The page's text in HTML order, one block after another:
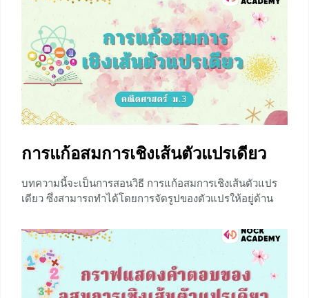
เดียว น้องๆสามารถทบทวน อสมการเชิงเส้นตัวแปรเดียวเพิ่ม
เติมได้ที่ ⇒⇒ แนะนำอสมการเชิงเส้นตัวแปรเดียว ⇐⇐ ใน
การแก้ โจทย์ปัญหาเกี่ยวกับอสมการเชิงเส้นตัวแปรเดียว จะ
ต้องใช้สัญลักษณ์ของอสมการแทนคำเหล่านี้ < แทนความ
สัมพันธ์น้อยกว่า หรือไม่ถึง > แทนความสัมพันธ์มากกว่า
หรือเกิน ≤ แทนความสัมพันธ์น้อยกว่าหรือเท่ากับ หรือไม่เกิน
≥ แทนความสัมพันธ์มากกว่าหรือเท่ากับ
+7
การแก้อสมการเชิงเส้นตัวแปรเดียว
บทความนี้จะเป็นการสอนวิธี การแก้อสมการเชิงเส้นตัวแปร
เดียว ซึ่งสามารถทำได้โดยการจัดรูปของตัวแปรให้อยู่ด้าน
ก่อนที่น้องๆจะได้เรียนรู้การแก้อสมการนั้น น้องๆสามารถ
ทบทวน อสมการเชิงเส้นตัวแปรเดียวเพิ่มเติมได้ที่ ⇒⇒
แนะนำอสมการเชิงเส้นตัวแปรเดียว ⇐⇐ หลักการแก้อสมการ
เชิงเส้นตัวแปรเดียว ในการแก้อสมการเชิงเส้นตัวแปรเดียว
จะทำคล้ายๆกับการแก้สมการ โดยมีหลักการ ดังนี้ จัดตัวแปร